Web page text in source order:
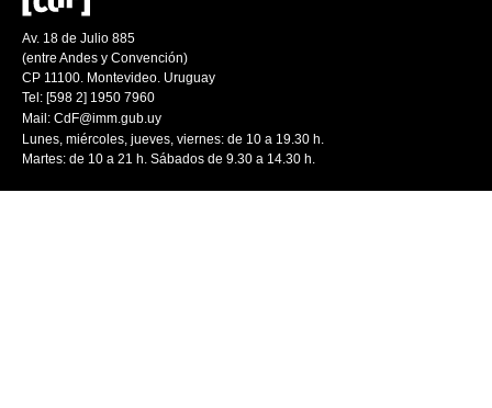
Av. 18 de Julio 885
(entre Andes y Convención)
CP 11100. Montevideo. Uruguay
Tel: [598 2] 1950 7960
Mail: CdF@imm.gub.uy
Lunes, miércoles, jueves, viernes: de 10 a 19.30 h.
Martes: de 10 a 21 h. Sábados de 9.30 a 14.30 h.